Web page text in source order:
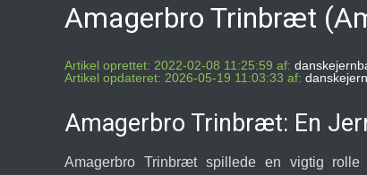
Amagerbro Trinbræt
Artikel oprettet: 2022-02-08 11:25:59 af:
Artikel opdateret: 2026-05-19 11:03:33 af:
Amagerbro Trinbræt: En
Amagerbro Trinbræt spillede en vigtig